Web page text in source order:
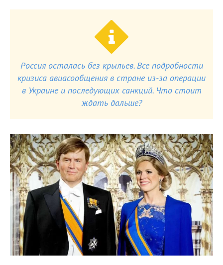
Россия осталась без крыльев. Все подробности
кризиса авиасообщения в стране из-за операции
в Украине и последующих санкций. Что стоит
ждать дальше?